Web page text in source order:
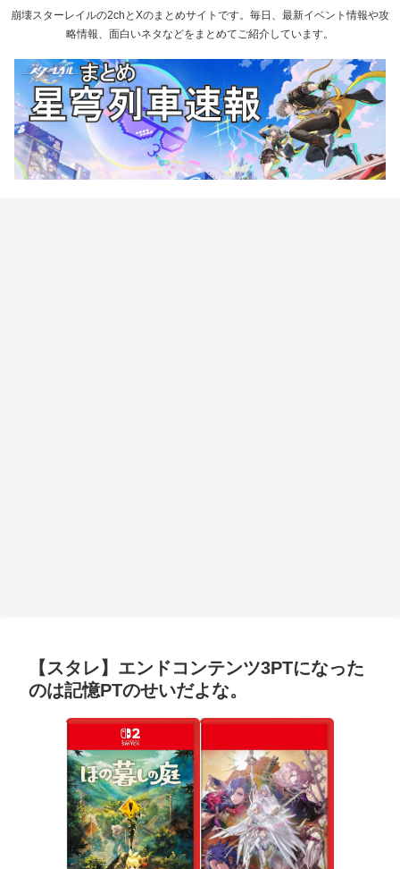
崩壊スターレイルの2chとXのまとめサイトです。毎日、最新イベント情報や攻
略情報、面白いネタなどをまとめてご紹介しています。
【スタレ】エンドコンテンツ3PTになった
のは記憶PTのせいだよな。